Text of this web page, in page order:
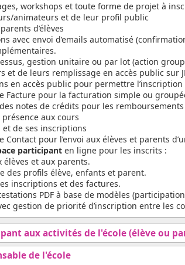
workshops et toute forme de projet à
animateurs et de leur profil public
d’élèves
avec envoi d’emails automatisé
gestion unitaire ou par lot (action
et de leurs remplissage en accès public sur
en accès public pour permettre
Facture pour la facturation simple ou
notes de crédits pour les remboursements
aux cours
de ses inscriptions
Contact pour l’envoi aux élèves et parents
participant en ligne pour les inscrits :
élèves et aux parents.
des profils élève, enfants et parent.
inscriptions et des factures.
PDF à base de modèles
gestion de priorité d’inscription entre les
aux activités de l'école (élève ou
de l'école